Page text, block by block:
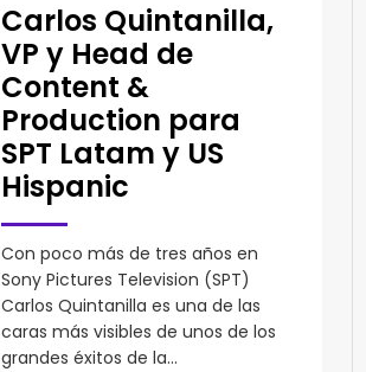
Carlos Quintanilla,
VP y Head de
Content &
Production para
SPT Latam y US
Hispanic
Con poco más de tres años en
Sony Pictures Television (SPT)
Carlos Quintanilla es una de las
caras más visibles de unos de los
grandes éxitos de la...